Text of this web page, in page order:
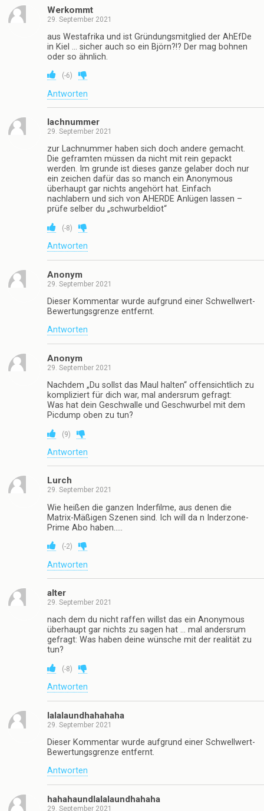
Werkommt
29. September 2021
aus Westafrika und ist Gründungsmitglied der AhEfDe
in Kiel … sicher auch so ein Björn?!? Der mag bohnen
oder so ähnlich.
(-6)
Antworten
lachnummer
29. September 2021
zur Lachnummer haben sich doch andere gemacht.
Die geframten müssen da nicht mit rein gepackt
werden. Im grunde ist dieses ganze gelaber doch nur
ein zeichen dafür das so manch ein Anonymous
überhaupt gar nichts angehört hat. Einfach
nachlabern und sich von AHERDE Anlügen lassen –
prüfe selber du „schwurbeldiot“
(-8)
Antworten
Anonym
29. September 2021
Dieser Kommentar wurde aufgrund einer Schwellwert-
Bewertungsgrenze entfernt.
Antworten
Anonym
29. September 2021
Nachdem „Du sollst das Maul halten“ offensichtlich zu
kompliziert für dich war, mal andersrum gefragt:
Was hat dein Geschwalle und Geschwurbel mit dem
Picdump oben zu tun?
(9)
Antworten
Lurch
29. September 2021
Wie heißen die ganzen Inderfilme, aus denen die
Matrix-Mäßigen Szenen sind. Ich will da n Inderzone-
Prime Abo haben…..
(-2)
Antworten
alter
29. September 2021
nach dem du nicht raffen willst das ein Anonymous
überhaupt gar nichts zu sagen hat … mal andersrum
gefragt: Was haben deine wünsche mit der realität zu
tun?
(-8)
Antworten
lalalaundhahahaha
29. September 2021
Dieser Kommentar wurde aufgrund einer Schwellwert-
Bewertungsgrenze entfernt.
Antworten
hahahaundlalalaundhahaha
29. September 2021